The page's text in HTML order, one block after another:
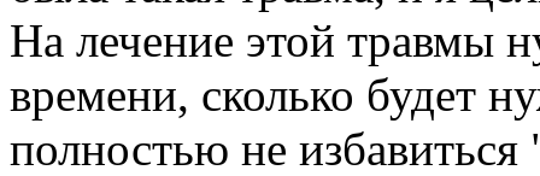
На лечение этой травмы
времени, сколько будет
полностью не